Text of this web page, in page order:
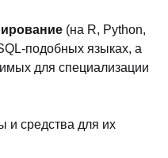
(на R, Python,
подобных языках, а
для специализации
и средства для их